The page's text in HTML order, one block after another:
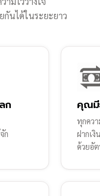
กันได้ในระยะยาว
ก
ก
คุณมี
ทุกควา
ฝากเงิ
ด้วยอั